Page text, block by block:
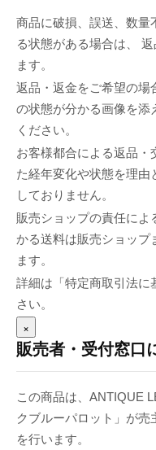
商品に破損、誤送、数量
る状態がある場合は、
ます。
返品・返金をご希望の場
の状態が分かる画像を添
ください。
お客様都合による返品
た経年変化や状態を理由
しておりません。
販売ショップの責任に
かる送料は販売ショップ
ます。
詳細は「特定商取引法に
さい。
×
販売者・受付窓口
この商品は、ANTIQUE
クブルーパロット」が
を行います。